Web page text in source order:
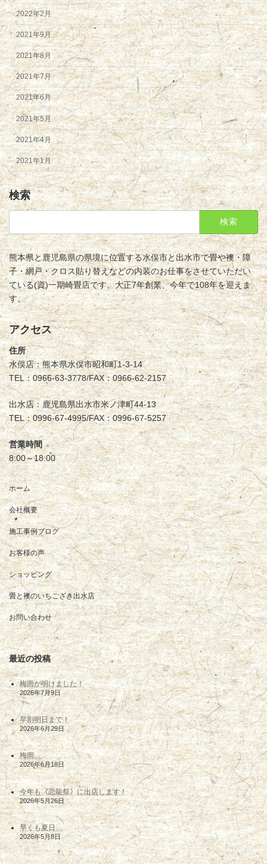
2022年2月
2021年9月
2021年8月
2021年7月
2021年6月
2021年5月
2021年4月
2021年1月
検索
検
索:
熊本県と鹿児島県の県境に位置する水俣市と出水市で畳や襖・障
子・網戸・クロス貼り替えなどの内装のお仕事をさせていただい
ている(資)一期崎畳店です。大正7年創業、今年で108年を迎えま
す。
アクセス
住所
水俣店：熊本県水俣市昭和町1-3-14
TEL：0966-63-3778/FAX：0966-62-2157
出水店：鹿児島県出水市米ノ津町44-13
TEL：0996-67-4995/FAX：0996-67-5257
営業時間
8:00～18:00
ホーム
会社概要
施工事例ブログ
お客様の声
ショッピング
畳と襖のいちござき出水店
お問い合わせ
最近の投稿
梅雨が明けました！
2026年7月9日
早割明日まで！
2026年6月29日
梅雨…
2026年6月18日
今年も《恋龍祭》に出店します！
2026年5月26日
早くも夏日…
2026年5月8日